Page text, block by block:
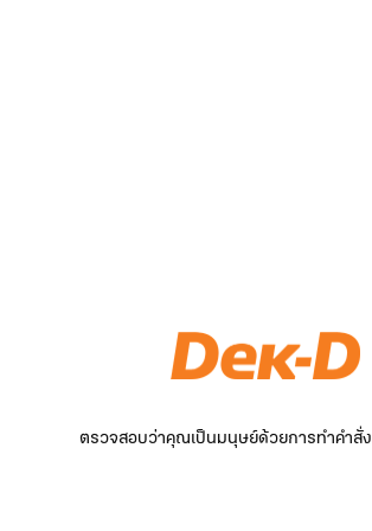
ตรวจสอบว่าคุณเป็นมนุษย์ด้วยการทำคำสั่ง